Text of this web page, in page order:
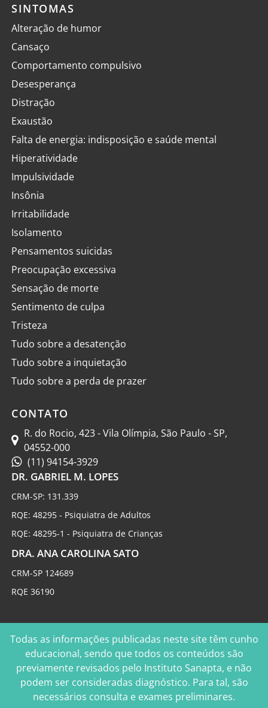
SINTOMAS
Alteração de humor
Cansaço
Comportamento compulsivo
Desesperança
Distração
Exaustão
Falta de energia: indisposição e saúde mental
Hiperatividade
Impulsividade
Insônia
Irritabilidade
Isolamento
Pensamentos suicidas
Preocupação excessiva
Sensação de morte
Sentimento de culpa
Tristeza
Tudo sobre a desatenção
Tudo sobre a inquietação
Tudo sobre a perda de prazer
CONTATO
R. do Rocio, 423 - Vila Olímpia, São Paulo - SP,
04552-000
(11) 94154-3929
DR. GABRIEL M. LOPES
CRM-SP: 131.339
RQE: 48295 - Psiquiatra de Adultos
RQE: 48295-1 - Psiquiatra de Crianças
DRA. ANA CAROLINA SATO
CRM-SP 124689
RQE 36190
Todas as informações publicadas neste site têm cunho
educacional, sendo que todos os conteúdos são
previamente revisados pelo Instituto Sanapta, e não
podem ser consideradas diagnóstico. Para tal, são
necessários consulta e exames preliminares.